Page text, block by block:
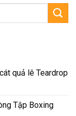
quả lê Teardrop
Tập Boxing